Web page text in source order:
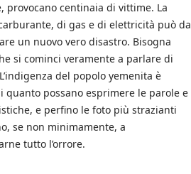
provocano centinaia di vittime. La
di gas e di elettricità può da
un nuovo vero disastro. Bisogna
si cominci veramente a parlare di
del popolo yemenita è
quanto possano esprimere le parole e
e perfino le foto più strazianti
se non minimamente, a
tutto l’orrore.